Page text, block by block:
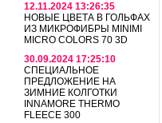
12.11.2024 13:26:35
НОВЫЕ ЦВЕТА В ГОЛЬФАХ
ИЗ МИКРОФИБРЫ MINIMI
MICRO COLORS 70 3D
30.09.2024 17:25:10
СПЕЦИАЛЬНОЕ
ПРЕДЛОЖЕНИЕ НА
ЗИМНИЕ КОЛГОТКИ
INNAMORE THERMO
FLEECE 300